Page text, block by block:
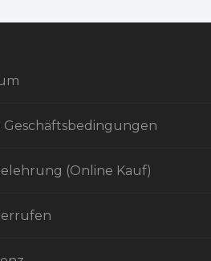
Geschäftsbedingungen
(Online Kauf)